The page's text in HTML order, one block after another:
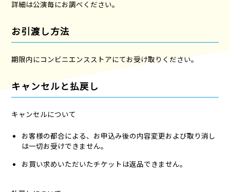
詳細は公演毎にお調べください。
お引渡し方法
期限内にコンビニエンスストアにてお受け取りください。
キャンセルと払戻し
キャンセルについて
お客様の都合による、お申込み後の内容変更および取り消し
は一切お受けできません。
お買い求めいただいたチケットは返品できません。